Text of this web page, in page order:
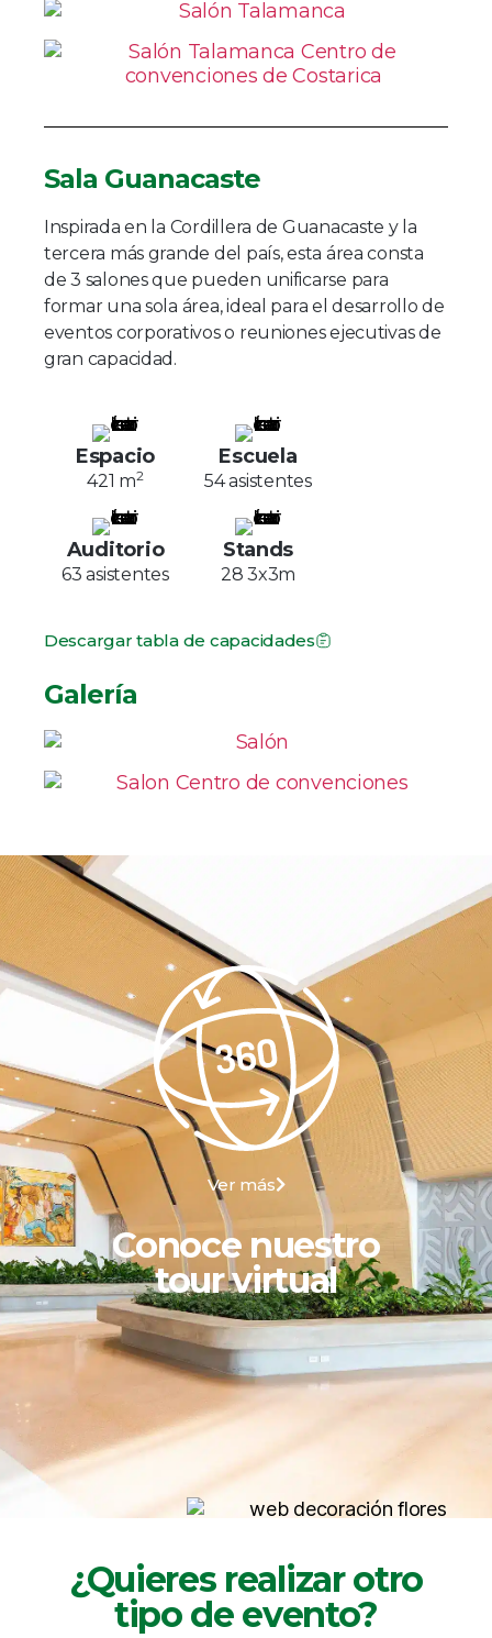
Sala Guanacaste
Inspirada en la Cordillera de Guanacaste y la
tercera más grande del país, esta área consta
de 3 salones que pueden unificarse para
formar una sola área, ideal para el desarrollo de
eventos corporativos o reuniones ejecutivas de
gran capacidad.
Espacio
421 m2
Escuela
54 asistentes
Auditorio
63 asistentes
Stands
28 3x3m
Descargar tabla de capacidades
Galería
Conoce nuestro
tour virtual
Ver más
¿Quieres realizar otro
tipo de evento?